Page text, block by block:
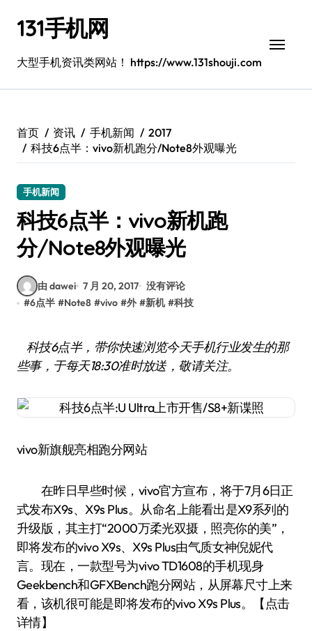
131手机网
大型手机资讯类网站！ https://www.131shouji.com
首页 资讯 手机新闻
2017
科技6点半：vivo新机跑分/Note8外观曝光
手机新闻
科技6点半：vivo新机跑
分/Note8外观曝光
由 dawei 7 月 20, 2017 没有评论
#6点半 #Note8 #vivo #外 #新机 #科技
科技6点半，带你快速浏览今天手机行业发生的那
些事， 于每天18:30准时放送， 敬请关注。
vivo新旗舰亮相跑分网站
在昨日早些时候，vivo官方宣布，将于7月6日正
式发布X9s、X9s Plus。从命名上能看出是X9系列的
升级版，其主打“2000万柔光双摄，照亮你的美”，
即将发布的vivo X9s、X9s Plus由气质女神倪妮代
言。现在，一款型号为vivo TD1608的手机现身
Geekbench和GFXBench跑分网站，从屏幕尺寸上来
看，该机很可能是即将发布的vivo X9s Plus。【点击
详情】